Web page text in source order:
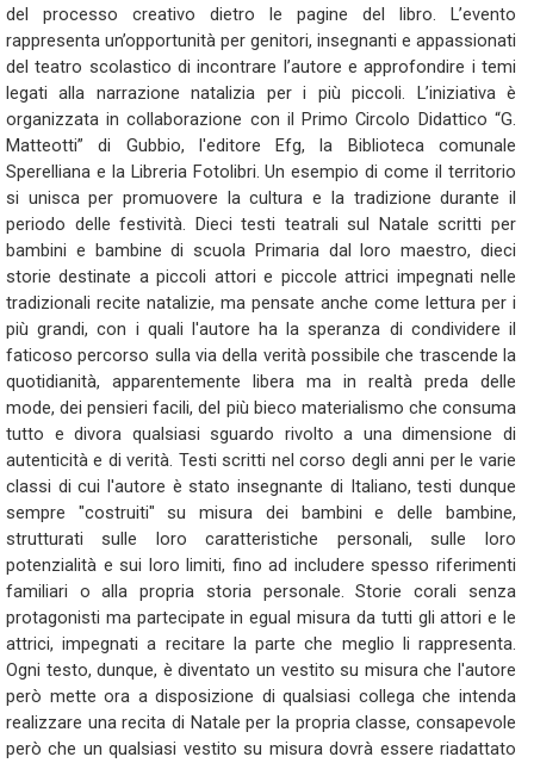
del processo creativo dietro le pagine del libro. L’evento
rappresenta un’opportunità per genitori, insegnanti e appassionati
del teatro scolastico di incontrare l’autore e approfondire i temi
legati alla narrazione natalizia per i più piccoli. L’iniziativa è
organizzata in collaborazione con il Primo Circolo Didattico “G.
Matteotti” di Gubbio, l'editore Efg, la Biblioteca comunale
Sperelliana e la Libreria Fotolibri. Un esempio di come il territorio
si unisca per promuovere la cultura e la tradizione durante il
periodo delle festività. Dieci testi teatrali sul Natale scritti per
bambini e bambine di scuola Primaria dal loro maestro, dieci
storie destinate a piccoli attori e piccole attrici impegnati nelle
tradizionali recite natalizie, ma pensate anche come lettura per i
più grandi, con i quali l'autore ha la speranza di condividere il
faticoso percorso sulla via della verità possibile che trascende la
quotidianità, apparentemente libera ma in realtà preda delle
mode, dei pensieri facili, del più bieco materialismo che consuma
tutto e divora qualsiasi sguardo rivolto a una dimensione di
autenticità e di verità. Testi scritti nel corso degli anni per le varie
classi di cui l'autore è stato insegnante di Italiano, testi dunque
sempre "costruiti" su misura dei bambini e delle bambine,
strutturati sulle loro caratteristiche personali, sulle loro
potenzialità e sui loro limiti, fino ad includere spesso riferimenti
familiari o alla propria storia personale. Storie corali senza
protagonisti ma partecipate in egual misura da tutti gli attori e le
attrici, impegnati a recitare la parte che meglio li rappresenta.
Ogni testo, dunque, è diventato un vestito su misura che l'autore
però mette ora a disposizione di qualsiasi collega che intenda
realizzare una recita di Natale per la propria classe, consapevole
però che un qualsiasi vestito su misura dovrà essere riadattato